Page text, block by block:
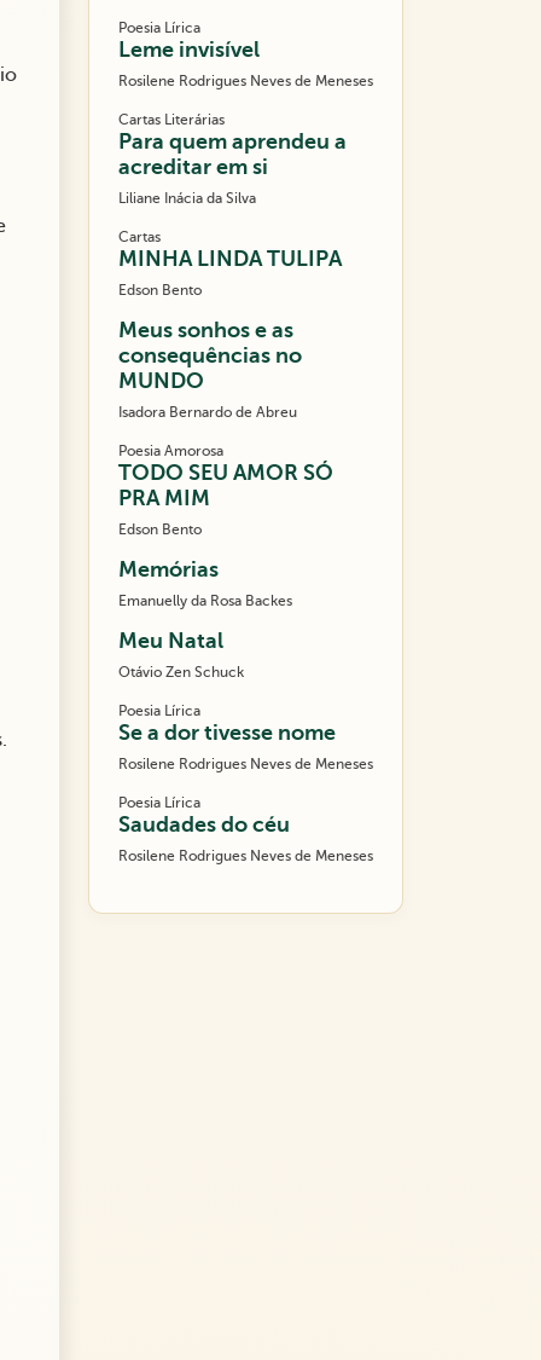
Poesia Lírica
Leme invisível
Rosilene Rodrigues Neves de Meneses
Cartas Literárias
Para quem aprendeu a
acreditar em si
Liliane Inácia da Silva
Cartas
MINHA LINDA TULIPA
Edson Bento
Meus sonhos e as
consequências no
MUNDO
Isadora Bernardo de Abreu
Poesia Amorosa
TODO SEU AMOR SÓ
PRA MIM
Edson Bento
Memórias
Emanuelly da Rosa Backes
Meu Natal
Otávio Zen Schuck
Poesia Lírica
Se a dor tivesse nome
Rosilene Rodrigues Neves de Meneses
Poesia Lírica
Saudades do céu
Rosilene Rodrigues Neves de Meneses